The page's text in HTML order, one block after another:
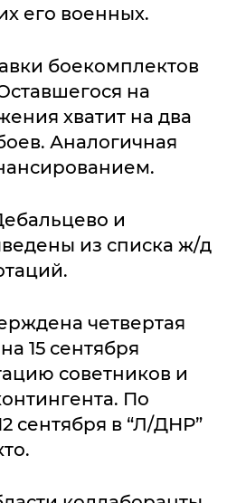
его военных.
боекомплектов
на
хватит на два
Аналогичная
и
из списка ж/д
четвертая
15 сентября
советников и
По
сентября в “Л/ДНР”